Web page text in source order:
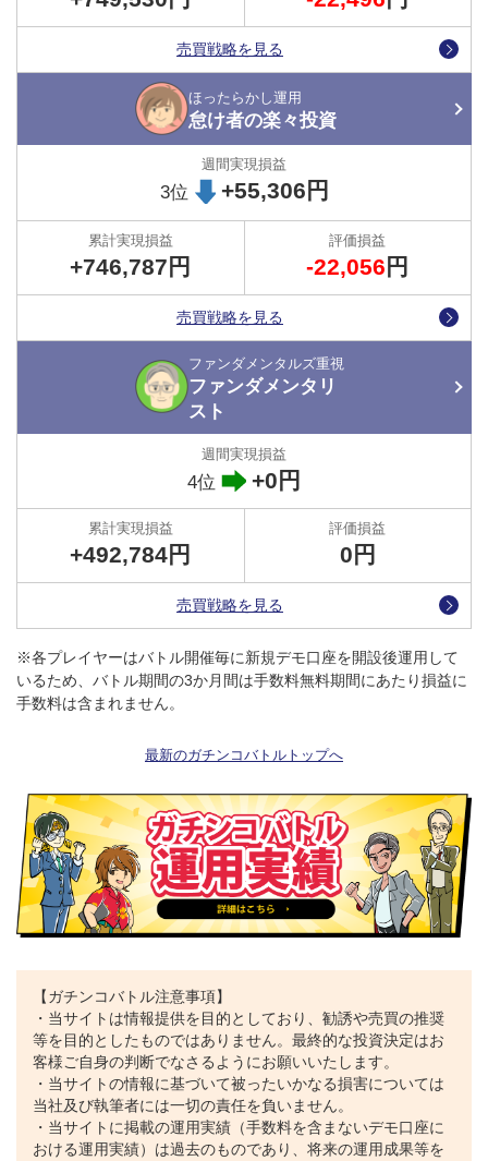
ャンスと考えています。
「トラッキングトレードで発生する含み損をどう
残り2週間となった今回のバトルですが、このままトラトレめがね
さんが逃げ切るのか、怠け者の楽々投資さんが本家の意地を見せる
のか、二人のバトルからも目が離せません！
●開始・停止・ポジションの決済タイミングまでもまるわ
ガチンコバトルでは、各プレイヤーが運用の開始や停止、保有して
いるポジションの決済のタイミングなど、随時 （公式）X（旧ツイ
ッター）でお知らせしていますので、ぜひフォローのほどお願いし
トラッキングトレード（公式）X（旧ツイッター）
ほったらかし運用
怠け者の楽々投資
ファンダメンタルズ重視
ファンダメンタリ
スト
売買戦略を見る
売買戦略を見る
売買戦略を見る
3位 +55,306円
4位 +0円
+746,787円
+492,784円
-22,056 円
0 円
※各プレイヤーはバトル開催毎に新規デモ口座を開設後運用して
いるため、バトル期間の3か月間は手数料無料期間にあたり損益に
手数料は含まれません。
最新のガチンコバトルトップへ
【ガチンコバトル注意事項】
・当サイトは情報提供を目的としており、勧誘や売買の推奨
等を目的としたものではありません。最終的な投資決定はお
客様ご自身の判断でなさるようにお願いいたします。
・当サイトの情報に基づいて被ったいかなる損害については
当社及び執筆者には一切の責任を負いません。
・当サイトに掲載の運用実績（手数料を含まないデモ口座に
おける運用実績）は過去のものであり、将来の運用成果等を